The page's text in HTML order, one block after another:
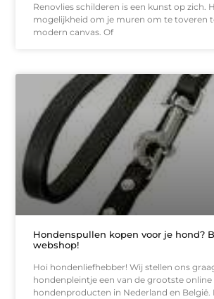
Renovlies schilderen is een kunst op zich.
mogelijkheid om je muren om te toveren
modern canvas. Of
Hondenspullen kopen voor je hond?
webshop!
Hoi hondenliefhebber! Wij stellen ons
hondenpleintje een van de grootste
hondenproducten in Nederland en België.